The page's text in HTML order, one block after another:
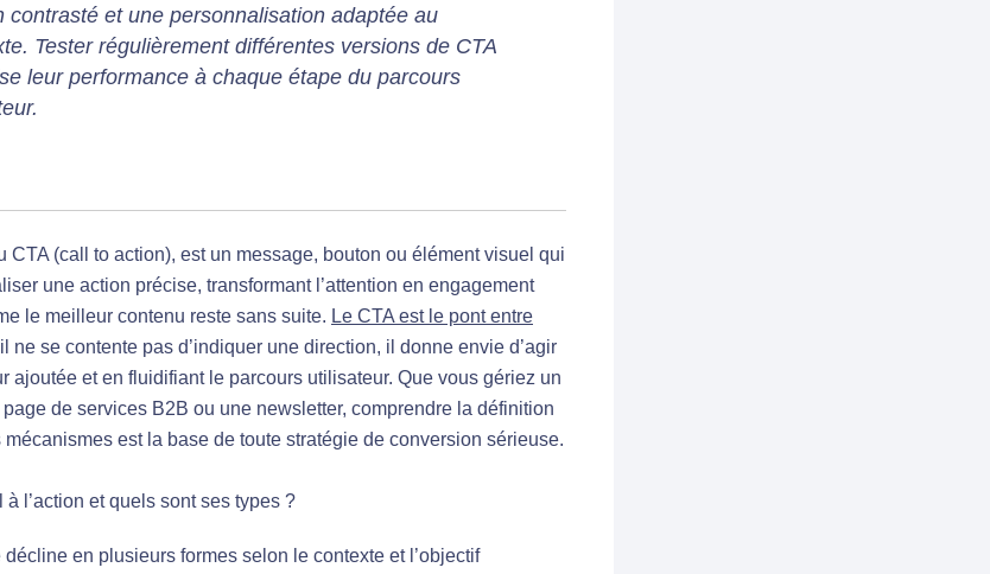
contrasté et une personnalisation adaptée au
Tester régulièrement différentes versions de CTA
leur performance à chaque étape du parcours
CTA (call to action), est un message, bouton ou élément visuel qui
une action précise, transformant l’attention en engagement
le meilleur contenu reste sans suite. Le CTA est le pont entre
ne se contente pas d’indiquer une direction, il donne envie d’agir
ajoutée et en fluidifiant le parcours utilisateur. Que vous gériez un
de services B2B ou une newsletter, comprendre la définition
mécanismes est la base de toute stratégie de conversion sérieuse.
à l’action et quels sont ses types ?
décline en plusieurs formes selon le contexte et l’objectif